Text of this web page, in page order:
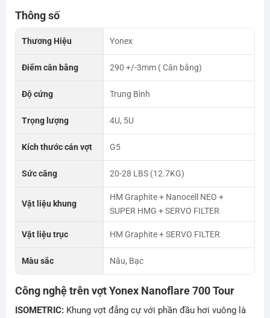
Thông số
Thương Hiệu Yonex
Điểm cân bằng 290 +/-3mm ( Cân bằng)
Độ cứng Trung Bình
Trọng lượng 4U, 5U
Kích thước cán vợt G5
Sức căng 20-28 LBS (12.7KG)
Vật liệu khung
HM Graphite + Nanocell NEO +
SUPER HMG + SERVO FILTER
Vật liệu trục HM Graphite + SERVO FILTER
Màu sắc Nâu, Bạc
Công nghệ trên vợt Yonex Nanoflare 700 Tour
ISOMETRIC:Khung vợt đẳng cự với phần đầu hơi vuông là